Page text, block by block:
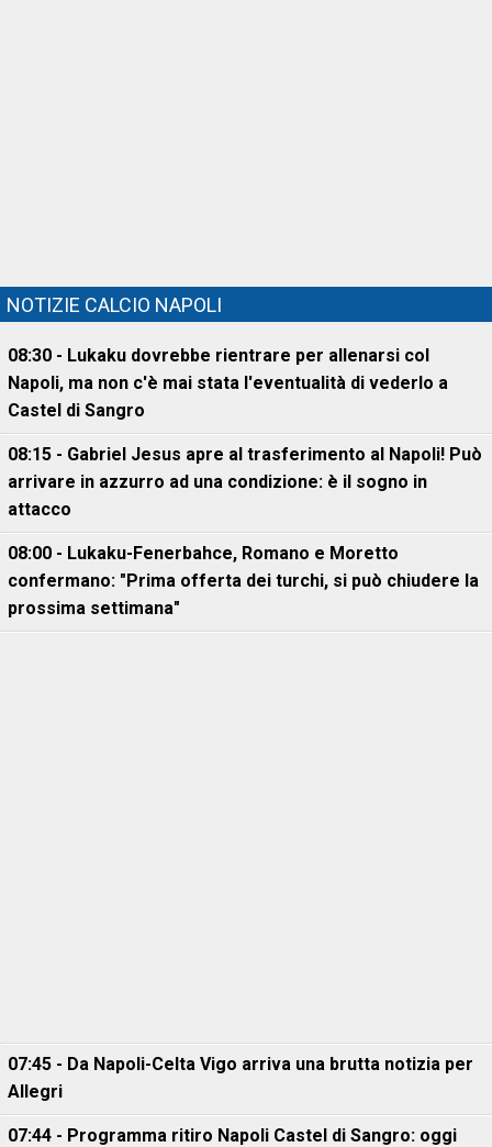
NOTIZIE CALCIO NAPOLI
08:30 - Lukaku dovrebbe rientrare per allenarsi col
Napoli, ma non c'è mai stata l'eventualità di vederlo a
Castel di Sangro
08:15 - Gabriel Jesus apre al trasferimento al Napoli! Può
arrivare in azzurro ad una condizione: è il sogno in
attacco
08:00 - Lukaku-Fenerbahce, Romano e Moretto
confermano: "Prima offerta dei turchi, si può chiudere la
prossima settimana"
07:45 - Da Napoli-Celta Vigo arriva una brutta notizia per
Allegri
07:44 - Programma ritiro Napoli Castel di Sangro: oggi